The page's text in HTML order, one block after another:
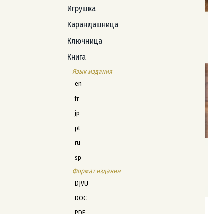
Игрушка
Карандашница
Ключница
Книга
Язык издания
en
fr
jp
pt
ru
sp
Формат издания
DJVU
DOC